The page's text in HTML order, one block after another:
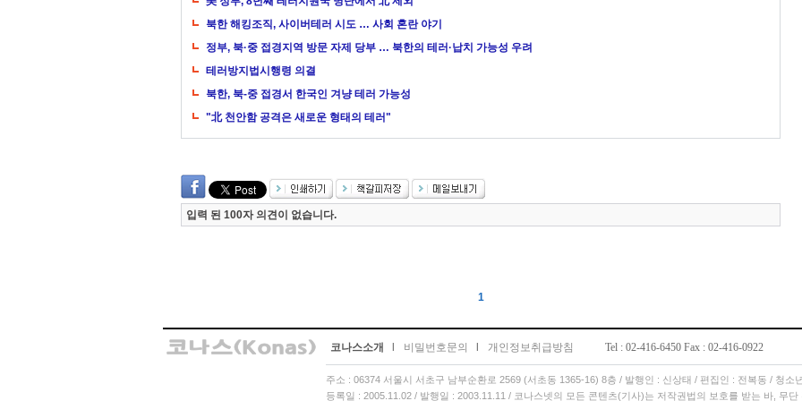
북한 해킹조직, 사이버테러 시도 … 사회 혼란 야기
정부, 북·중 접경지역 방문 자제 당부 … 북한의 테러·납치 가능성 우려
테러방지법시행령 의결
북한, 북-중 접경서 한국인 겨냥 테러 가능성
"北 천안함 공격은 새로운 형태의 테러"
입력 된 100자 의견이 없습니다.
1
코나스소개 비밀번호문의 개인정보취급방침 Tel : 02-416-6450 Fax : 02-416-0922
주소 : 06374 서울시 서초구 남부순환로 2569 (서초동 1365-16) 8층 / 발행인 : 신상태 / 편집인 : 전복동 / 청소
등록일 : 2005.11.02 / 발행일 : 2003.11.11 / 코나스넷의 모든 콘텐츠(기사)는 저작권법의 보호를 받는 바, 무단